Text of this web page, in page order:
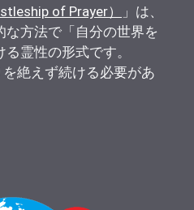
of Prayer）
」は、
方法で「自分の世界を
霊性の形式です。
絶えず続ける必要があ